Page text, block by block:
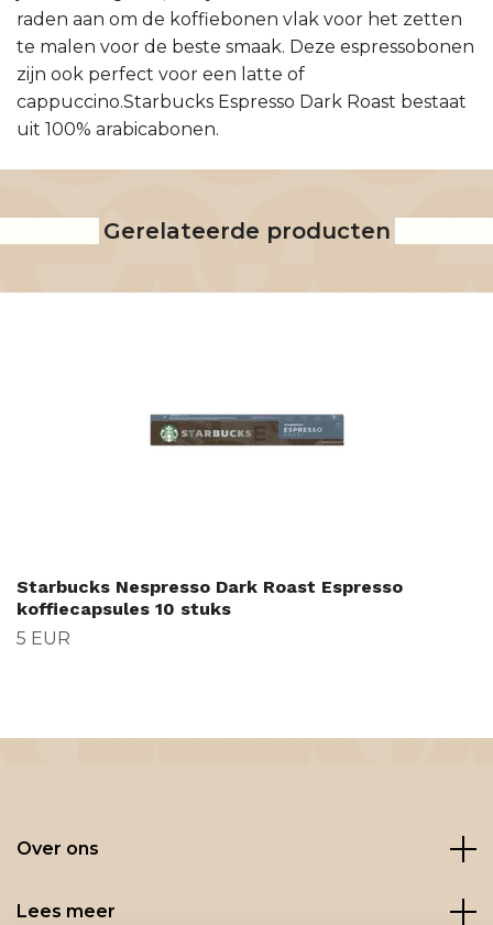
raden aan om de koffiebonen vlak voor het zetten
te malen voor de beste smaak. Deze espressobonen
zijn ook perfect voor een latte of
cappuccino.Starbucks Espresso Dark Roast bestaat
uit 100% arabicabonen.
Gerelateerde producten
Starbucks Nespresso Dark Roast Espresso
koffiecapsules 10 stuks
5 EUR
Over ons
Lees meer